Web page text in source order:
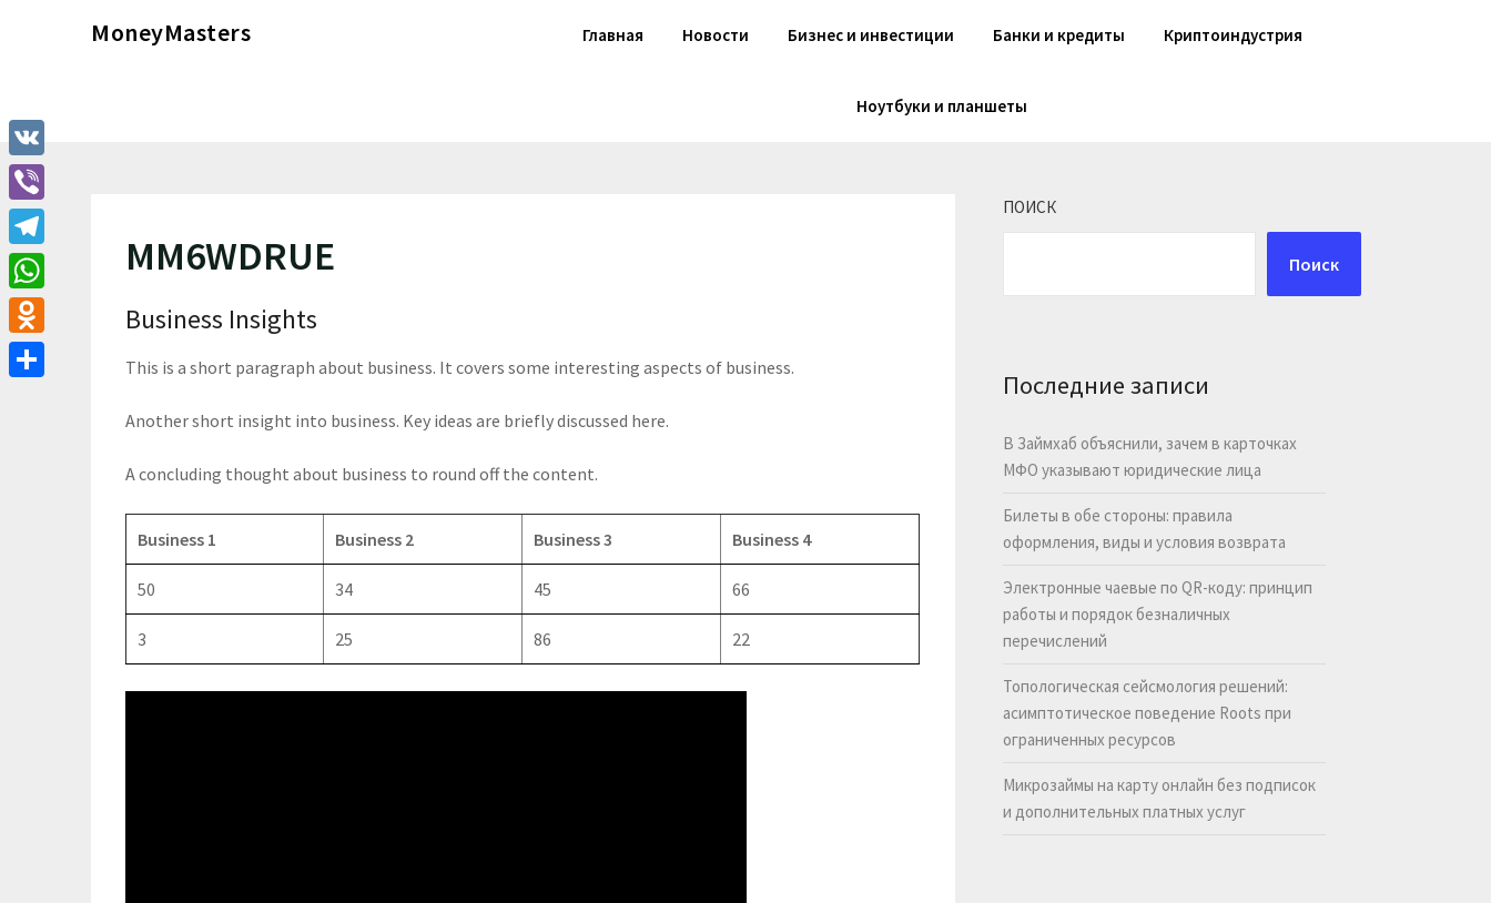
MoneyMasters Главная Новости Бизнес и инвестиции Банки и кредиты Криптоиндустрия
Ноутбуки и планшеты
MM6WDRUE
Business Insights
This is a short paragraph about business. It covers some interesting aspects of business.
Another short insight into business. Key ideas are briefly discussed here.
A concluding thought about business to round off the content.
Business 1 Business 2 Business 3 Business 4
50 34 45 66
3 25 86 22
ПОИСК
Поиск
Последние записи
В Займхаб объяснили, зачем в карточках
МФО указывают юридические лица
Билеты в обе стороны: правила
оформления, виды и условия возврата
Электронные чаевые по QR-коду: принцип
работы и порядок безналичных
перечислений
Топологическая сейсмология решений:
асимптотическое поведение Roots при
ограниченных ресурсов
Микрозаймы на карту онлайн без подписок
и дополнительных платных услуг
VK
Viber
Telegram
WhatsApp
Odnoklassniki